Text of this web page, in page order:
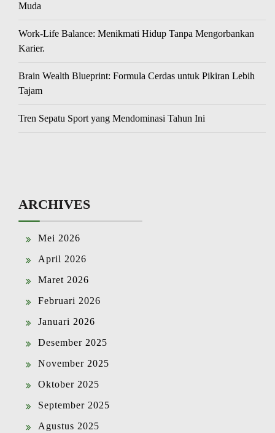
Muda
Work-Life Balance: Menikmati Hidup Tanpa Mengorbankan
Karier.
Brain Wealth Blueprint: Formula Cerdas untuk Pikiran Lebih
Tajam
Tren Sepatu Sport yang Mendominasi Tahun Ini
ARCHIVES
Mei 2026
April 2026
Maret 2026
Februari 2026
Januari 2026
Desember 2025
November 2025
Oktober 2025
September 2025
Agustus 2025